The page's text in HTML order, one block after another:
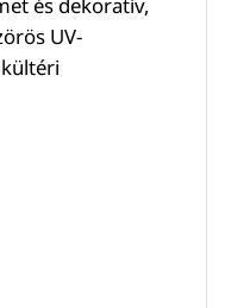
UV-